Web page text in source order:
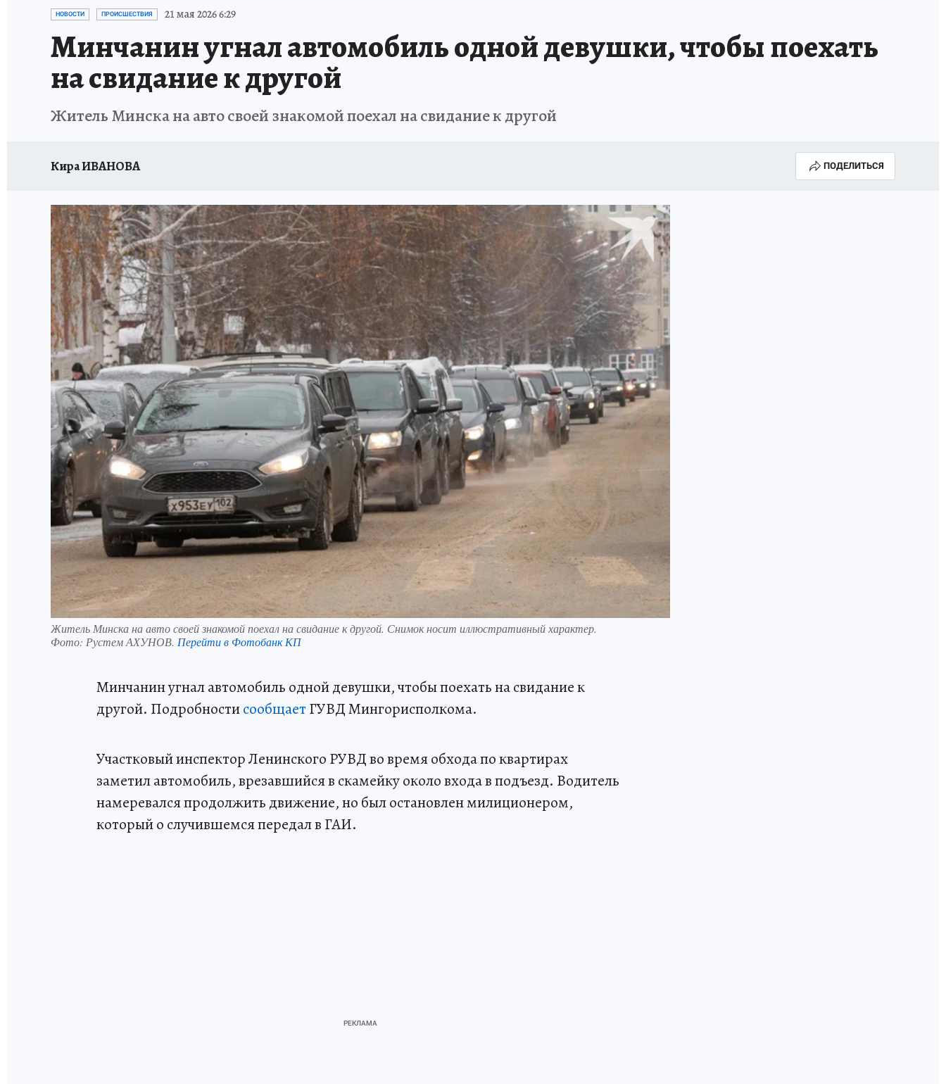
НОВОСТИ ПРОИСШЕСТВИЯ 21 мая 2026 6:29
Минчанин угнал автомобиль одной девушки, чтобы поехать
на свидание к другой
Житель Минска на авто своей знакомой поехал на свидание к другой
Кира ИВАНОВА ПОДЕЛИТЬСЯ
Житель Минска на авто своей знакомой поехал на свидание к другой. Снимок носит иллюстративный характер.
Фото: Рустем АХУНОВ. Перейти в Фотобанк КП
Минчанин угнал автомобиль одной девушки, чтобы поехать на свидание к
другой. ПодробностисообщаетГУВД Мингорисполкома.
Участковый инспектор Ленинского РУВД во время обхода по квартирах
заметил автомобиль, врезавшийся в скамейку около входа в подъезд. Водитель
намеревался продолжить движение, но был остановлен милиционером,
который о случившемся передал в ГАИ.